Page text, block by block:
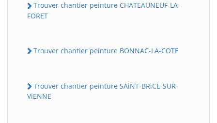
Trouver chantier peinture CHATEAUNEUF-LA-
FORET
Trouver chantier peinture BONNAC-LA-COTE
Trouver chantier peinture SAiNT-BRiCE-SUR-
ViENNE